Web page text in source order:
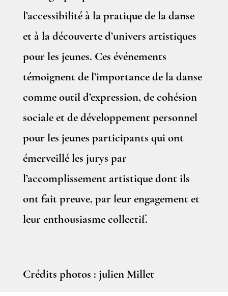
l’accessibilité à la pratique de la danse
et à la découverte d’univers artistiques
pour les jeunes. Ces événements
témoignent de l’importance de la danse
comme outil d’expression, de cohésion
sociale et de développement personnel
pour les jeunes participants qui ont
émerveillé les jurys par
l’accomplissement artistique dont ils
ont fait preuve, par leur engagement et
leur enthousiasme collectif.
Crédits photos : julien Millet